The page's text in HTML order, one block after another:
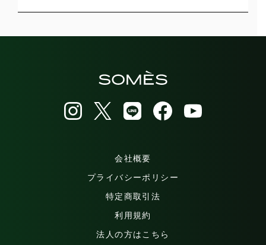
会社概要
プライバシーポリシー
特定商取引法
利用規約
法人の方はこちら